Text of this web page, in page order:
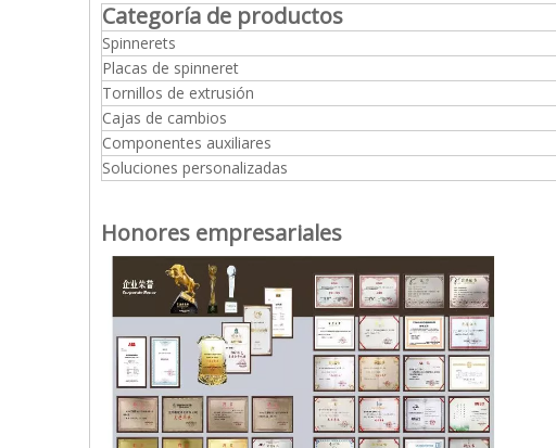
Categoría de productos
Spinnerets
Placas de spinneret
Tornillos de extrusión
Cajas de cambios
Componentes auxiliares
Soluciones personalizadas
Honores empresariales